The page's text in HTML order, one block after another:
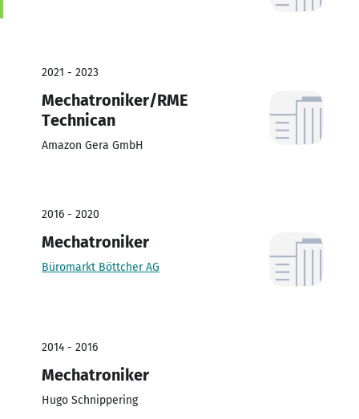
2021 - 2023
Mechatroniker/RME
Technican
Amazon Gera GmbH
2016 - 2020
Mechatroniker
Büromarkt Böttcher AG
2014 - 2016
Mechatroniker
Hugo Schnippering